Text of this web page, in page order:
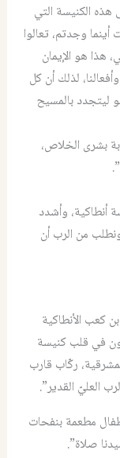
هذه الكنيسة التي
أينما وجدتم، تعالوا
هذا هو الإيمان
لذلك أن كل
ليتجدد بالمسيح
بشرى الخلاص،
أنطاكية، وأشدد
من الرب أن
كعب الأنطاكية
في قلب كنيسة
ركّاب قارب
العليّ القدير”.
مطعمة بنفحات
صلاة”.